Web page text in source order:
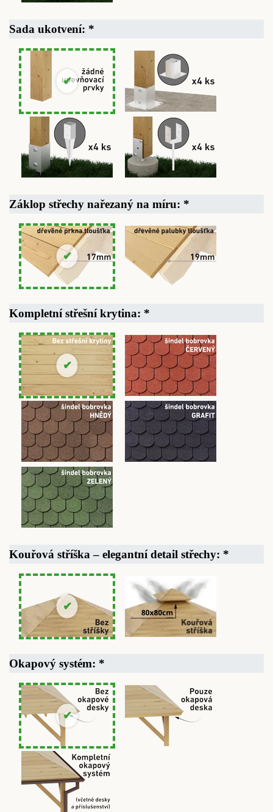
Sada ukotvení: *
Záklop střechy nařezaný na míru: *
Kompletní střešní krytina: *
Kouřová stříška – elegantní detail střechy: *
Okapový systém: *